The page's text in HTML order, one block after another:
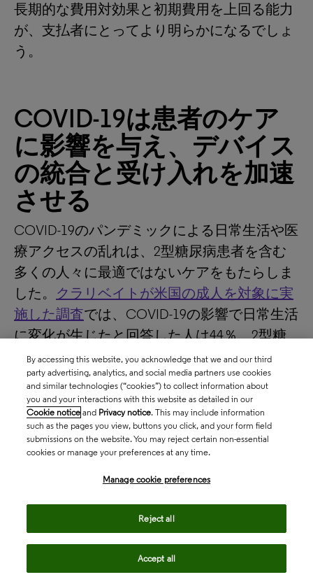
長期的な費用対効果と初期費用を上回る能力
が、支払者にとってより明らかになるでしょ
う。
COVID-19は患者のケア
に影響を与え、デバイス
の統合と受け入れを加速
させる
COVID-19のパンデミックによる日常生活や医
療アクセスの乱れは、2型糖尿病患者を含む
多くの人々に最適ではないケアをもたらしま
した。 クラリベイトが米国の成人を対象に実
施した調査では、COVID-19の影響で日常生活
に変化が生じたと回答した人は44％、2型糖
尿病の成人では65％と、より大きな影響が見
られました。これらの2型糖尿病の回答者は
医師の予約に支障をきたした（42％）
治療が遅れた(22%)
治療が継続できなかった(41%)
処方箋の再発行ができなかった(23%)
モートモニタリング、バーチャルコンサ
ルト、32％）
こうしたケアへのアクセスの課題から、2型
By accessing this website, you acknowledge that we and our third
party advertising, analytics, and social media partners use cookies
and similar technologies (“cookies”) to collect information about
you and your interactions with this website as detailed in our
Cookie notice and Privacy notice. This may include information
such as the pages you view, buttons you click, and your form field
submissions on the website. You may reject certain non-essential
cookies or manage your preferences at any time.
Manage cookie preferences
Reject all
Accept all